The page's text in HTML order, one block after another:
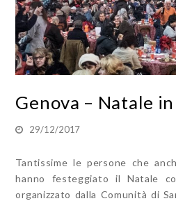
Genova – Natale
29/12/2017
Tantissime le persone che
hanno festeggiato il Natale
organizzato dalla Comunità di